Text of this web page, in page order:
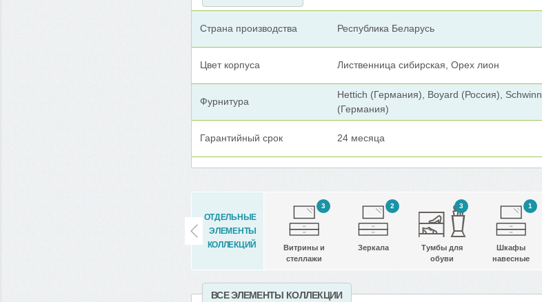
Страна производства Республика Беларусь
Цвет корпуса Лиственница сибирская, Орех лион
Фурнитура
Hettich (Германия), Boyard (Россия), Schwinn
(Германия)
Гарантийный срок 24 месяца
ОТДЕЛЬНЫЕ
ЭЛЕМЕНТЫ
КОЛЛЕКЦИЙ
3
Витрины и
стеллажи
2
Зеркала
3
Тумбы для
обуви
1
Шкафы
навесные
ВСЕ ЭЛЕМЕНТЫ КОЛЛЕКЦИИ